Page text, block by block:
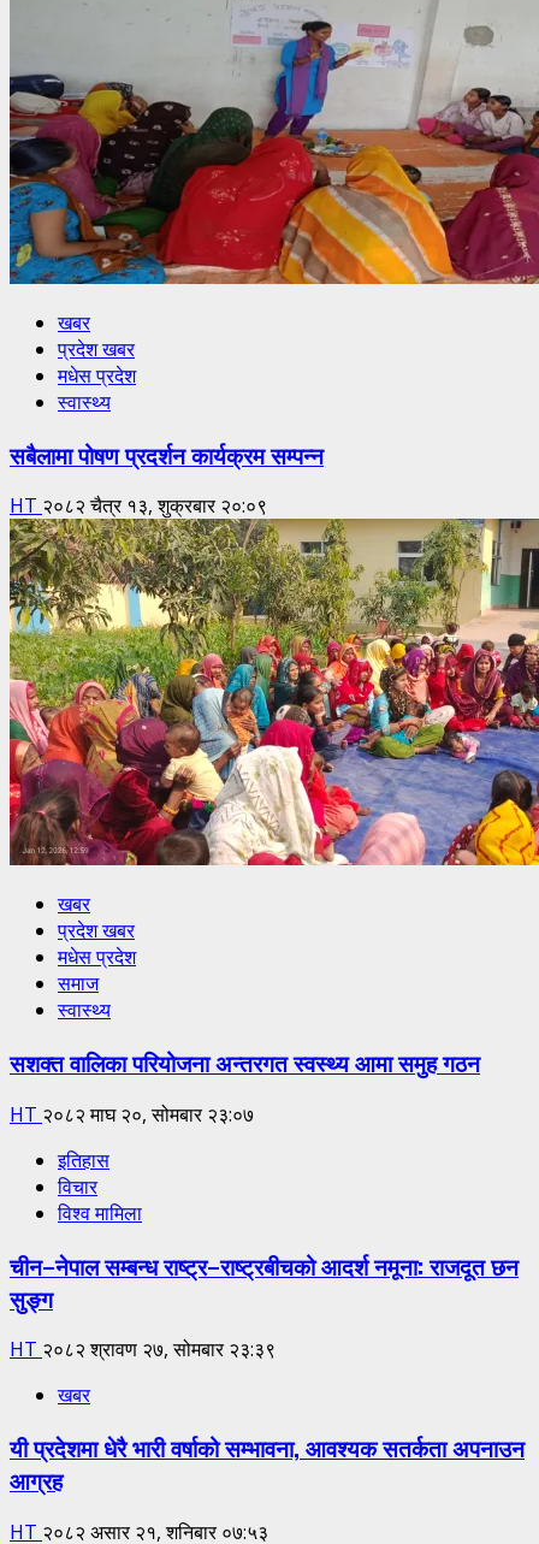
खबर
प्रदेश खबर
मधेस प्रदेश
स्वास्थ्य
सबैलामा पोषण प्रदर्शन कार्यक्रम सम्पन्न
HT २०८२ चैत्र १३, शुक्रबार २०:०९
खबर
प्रदेश खबर
मधेस प्रदेश
समाज
स्वास्थ्य
सशक्त वालिका परियोजना अन्तरगत स्वस्थ्य आमा समुह गठन
HT २०८२ माघ २०, सोमबार २३:०७
इतिहास
विचार
विश्व मामिला
चीन–नेपाल सम्बन्ध राष्ट्र–राष्ट्रबीचको आदर्श नमूना: राजदूत छन
सुङ्ग
HT २०८२ श्रावण २७, सोमबार २३:३९
खबर
यी प्रदेशमा धेरै भारी वर्षाको सम्भावना, आवश्यक सतर्कता अपनाउन
आग्रह
HT २०८२ असार २१, शनिबार ०७:५३